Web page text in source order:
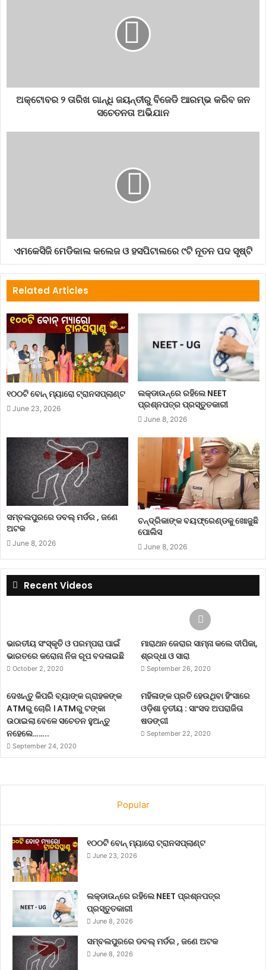
constitutes
UP government
ଅକ୍ଟୋବର ୨ ତାରିଖ ଗାନ୍ଧି ଜୟନ୍ତୀରୁ ବିଜେଡି ଆରମ୍ଭ କରିବ ଜନ
ସଚେତନତା ଅଭିଯାନ
ଏମକେସିଜି ମେଡିକାଲ କଲେଜ ଓ ହସପିଟାଲରେ ୯ଟି ନୂତନ ପଦ ସୃଷ୍ଟି
Related Articles
୧୦୦ଟି ବୋନ୍ ମ୍ୟାରୋ ଟ୍ରାନସପ୍ଲାଣ୍ଟ
June 23, 2026
ଲକ୍‌ଡାଉନ୍‌ରେ ରହିଲେ NEET
ପ୍ରଶ୍ନପତ୍ର ପ୍ରସ୍ତୁତକାରୀ
June 8, 2026
ସମ୍ବଲପୁରରେ ଡବଲ୍ ମର୍ଡର , ଜଣେ
ଅଟକ
June 8, 2026
ଚନ୍ଦ୍ରିକାଙ୍କ ବୟଫ୍ରେଣ୍ଡକୁ ଖୋଜୁଛି
ପୋଲିସ
June 8, 2026
Recent Videos
ଭାରତୀୟ ସଂସ୍କୃତି ଓ ପରମ୍ପରା ପାଇଁ
ଭାରତରେ କରୋନା ନିଜ ରୂପ ବଦଳାଇଛି
October 2, 2020
ମାରାଥନ ଜେରାର ସାମ୍ନା କଲେ ଦୀପିକା,
ଶ୍ରଦ୍ଧା ଓ ସାରା
September 26, 2020
ଦେଖନ୍ତୁ କିପରି ବ୍ୟାଙ୍କ ଗ୍ରାହକଙ୍କ
ATMରୁ ଚୋରି । ATMରୁ ଟଙ୍କା
ଉଠାଇଲା ବେଳେ ସଚେତନ ହୁଅନ୍ତୁ
ନହେଲେ……..
September 24, 2020
ମହିଳାଙ୍କ ପ୍ରତି ହେଉଥିବା ହିଂସାରେ
ଓଡ଼ିଶା ତୃତୀୟ : ସାଂସଦ ଅପରାଜିତା
ଷଡଙ୍ଗୀ
September 22, 2020
Popular
୧୦୦ଟି ବୋନ୍ ମ୍ୟାରୋ ଟ୍ରାନସପ୍ଲାଣ୍ଟ
June 23, 2026
ଲକ୍‌ଡାଉନ୍‌ରେ ରହିଲେ NEET ପ୍ରଶ୍ନପତ୍ର
ପ୍ରସ୍ତୁତକାରୀ
June 8, 2026
ସମ୍ବଲପୁରରେ ଡବଲ୍ ମର୍ଡର , ଜଣେ ଅଟକ
June 8, 2026